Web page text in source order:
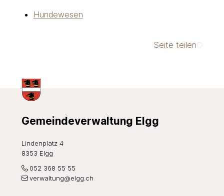
Hundewesen
Seite teilen
Footer
Gemeindeverwaltung Elgg
Lindenplatz 4
8353 Elgg
052 368 55 55
verwaltung@elgg.ch